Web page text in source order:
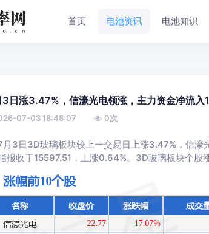
首页 电池资讯 电池知识
日涨3.47%，信濠光电领涨，主力资金净流
07-03 18:48:07 0次
月3日3D玻璃板块较上一交易日上涨3.47%，信
报收于15597.51，上涨0.64%。3D玻璃板块个股